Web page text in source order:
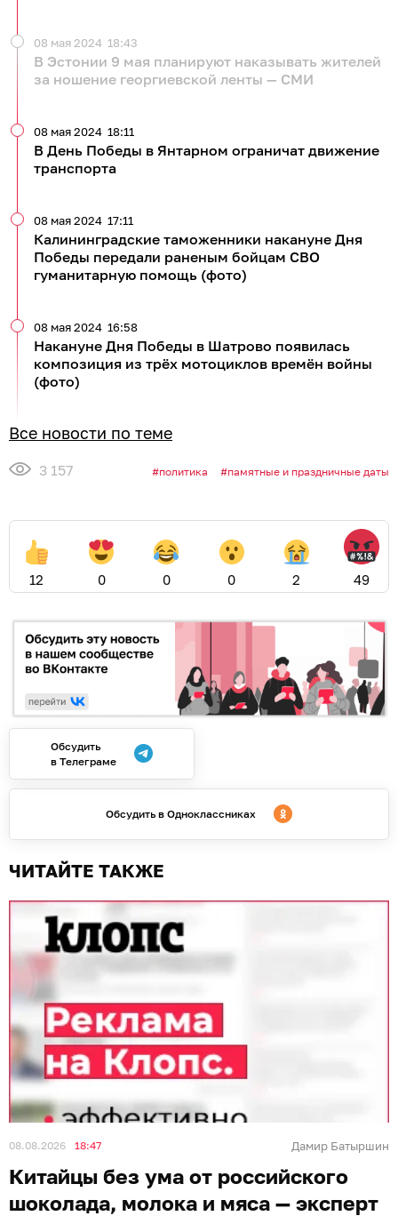
В Эстонии 9 мая планируют наказывать жителей
за ношение георгиевской ленты — СМИ
08 мая 2024 18:43
В День Победы в Янтарном ограничат движение
транспорта
08 мая 2024 18:11
Калининградские таможенники накануне Дня
Победы передали раненым бойцам СВО
гуманитарную помощь (фото)
08 мая 2024 17:11
Накануне Дня Победы в Шатрово появилась
композиция из трёх мотоциклов времён войны
(фото)
08 мая 2024 16:58
Все новости по теме
3 157 политика памятные и праздничные даты
12 0 0 0 2 49
Обсудить
в Телеграме
Обсудить в Одноклассниках
ЧИТАЙТЕ ТАКЖЕ
08.08.2026 18:47 Дамир Батыршин
Китайцы без ума от российского
шоколада, молока и мяса — эксперт